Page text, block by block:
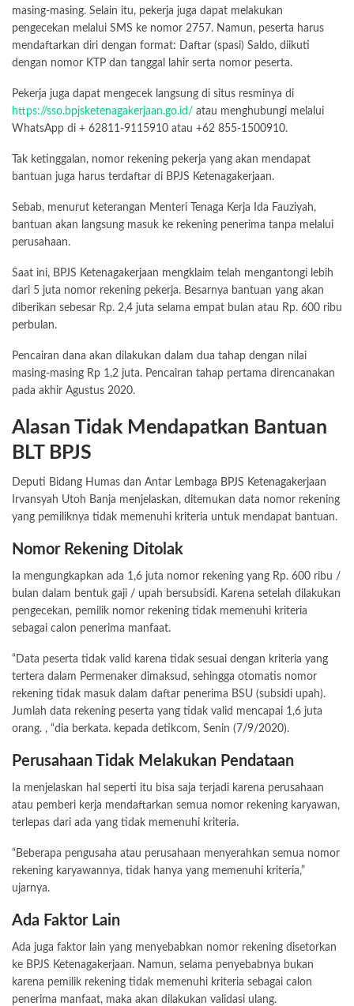
masing-masing. Selain itu, pekerja juga dapat melakukan
pengecekan melalui SMS ke nomor 2757. Namun, peserta harus
mendaftarkan diri dengan format: Daftar (spasi) Saldo, diikuti
dengan nomor KTP dan tanggal lahir serta nomor peserta.
Pekerja juga dapat mengecek langsung di situs resminya di
https://sso.bpjsketenagakerjaan.go.id/ atau menghubungi melalui
WhatsApp di + 62811-9115910 atau +62 855-1500910.
Tak ketinggalan, nomor rekening pekerja yang akan mendapat
bantuan juga harus terdaftar di BPJS Ketenagakerjaan.
Sebab, menurut keterangan Menteri Tenaga Kerja Ida Fauziyah,
bantuan akan langsung masuk ke rekening penerima tanpa melalui
perusahaan.
Saat ini, BPJS Ketenagakerjaan mengklaim telah mengantongi lebih
dari 5 juta nomor rekening pekerja. Besarnya bantuan yang akan
diberikan sebesar Rp. 2,4 juta selama empat bulan atau Rp. 600 ribu
perbulan.
Pencairan dana akan dilakukan dalam dua tahap dengan nilai
masing-masing Rp 1,2 juta. Pencairan tahap pertama direncanakan
pada akhir Agustus 2020.
Alasan Tidak Mendapatkan Bantuan
BLT BPJS
Deputi Bidang Humas dan Antar Lembaga BPJS Ketenagakerjaan
Irvansyah Utoh Banja menjelaskan, ditemukan data nomor rekening
yang pemiliknya tidak memenuhi kriteria untuk mendapat bantuan.
Nomor Rekening Ditolak
Ia mengungkapkan ada 1,6 juta nomor rekening yang Rp. 600 ribu /
bulan dalam bentuk gaji / upah bersubsidi. Karena setelah dilakukan
pengecekan, pemilik nomor rekening tidak memenuhi kriteria
sebagai calon penerima manfaat.
“Data peserta tidak valid karena tidak sesuai dengan kriteria yang
tertera dalam Permenaker dimaksud, sehingga otomatis nomor
rekening tidak masuk dalam daftar penerima BSU (subsidi upah).
Jumlah data rekening peserta yang tidak valid mencapai 1,6 juta
orang. , “dia berkata. kepada detikcom, Senin (7/9/2020).
Perusahaan Tidak Melakukan Pendataan
Ia menjelaskan hal seperti itu bisa saja terjadi karena perusahaan
atau pemberi kerja mendaftarkan semua nomor rekening karyawan,
terlepas dari ada yang tidak memenuhi kriteria.
“Beberapa pengusaha atau perusahaan menyerahkan semua nomor
rekening karyawannya, tidak hanya yang memenuhi kriteria,”
ujarnya.
Ada Faktor Lain
Ada juga faktor lain yang menyebabkan nomor rekening disetorkan
ke BPJS Ketenagakerjaan. Namun, selama penyebabnya bukan
karena pemilik rekening tidak memenuhi kriteria sebagai calon
penerima manfaat, maka akan dilakukan validasi ulang.